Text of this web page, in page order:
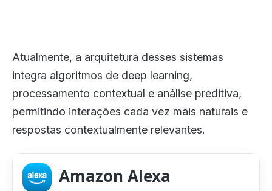
Atualmente, a arquitetura desses sistemas
integra algoritmos de deep learning,
processamento contextual e análise preditiva,
permitindo interações cada vez mais naturais e
respostas contextualmente relevantes.
Amazon Alexa